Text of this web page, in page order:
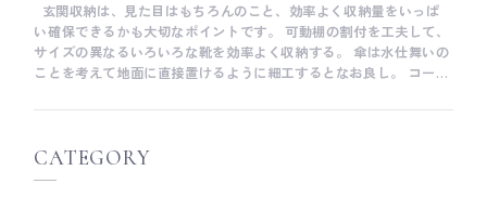
玄関収納は、見た目はもちろんのこと、効率よく収納量をいっぱ
い確保できるかも大切なポイントです。 可動棚の割付を工夫して、
サイズの異なるいろいろな靴を効率よく収納する。 傘は水仕舞いの
ことを考えて地面に直接置けるように細工するとなお良し。 コート
ウルも付けました。 単独で手洗いカウンターを設置できればベスト
いに玄関収納に手洗いボウルを設置するのも、一つのアイデアで
す。 廣田 ___ Basisは、木工家具職人による細やかな手仕事を大切
CATEGORY